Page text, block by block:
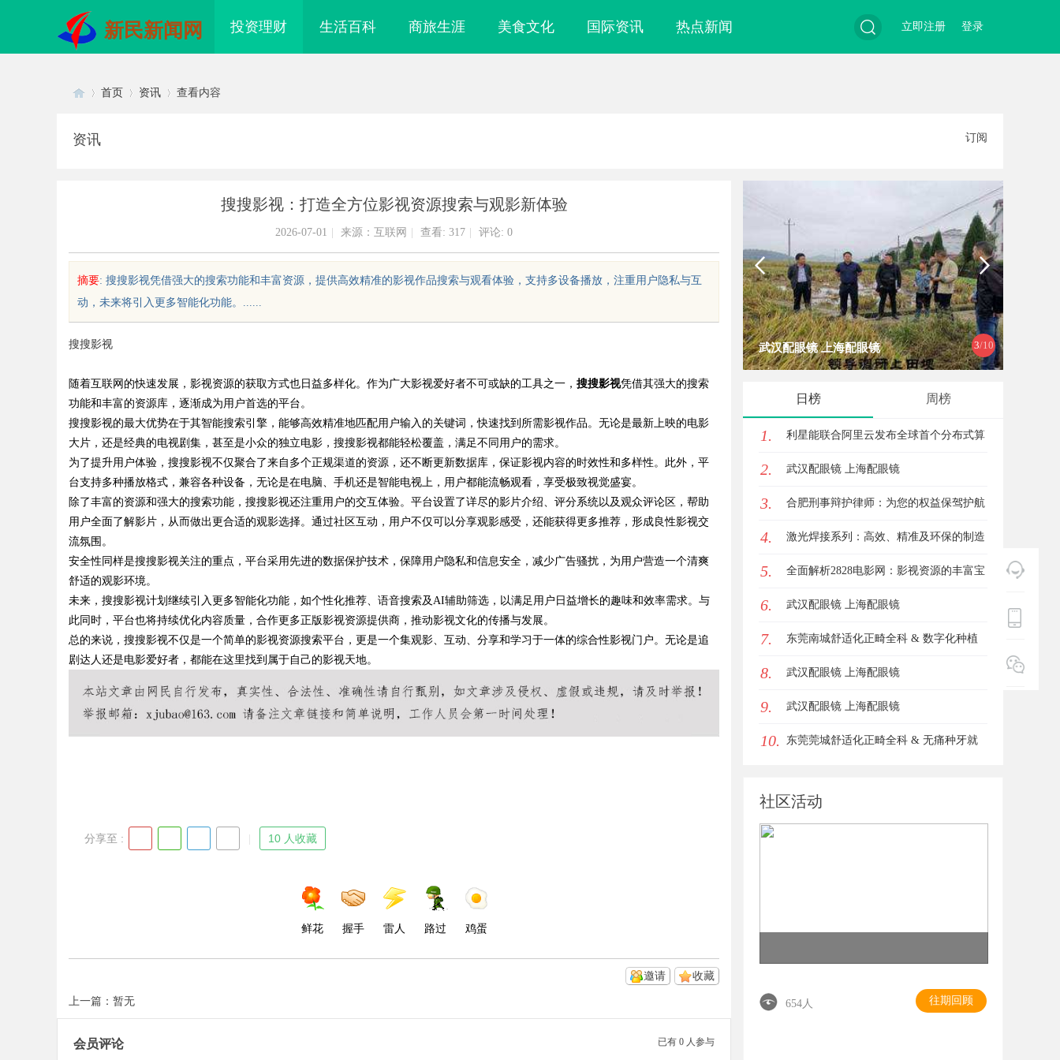
新民新闻网 投资理财 生活百科 商旅生涯 美食文化 国际资讯 热点新闻 登录
立即注册
uz
!
首页 资讯 查看内容
资讯 订阅
搜搜影视：打造全方位影视资源搜索与观影新体验
2026-07-01 来源：互联网 查看: 317 评论: 0
摘要: 搜搜影视凭借强大的搜索功能和丰富资源，提供高效精准的影视作品搜索与观看体验，支持多设备播放，注重用户隐私与互
动，未来将引入更多智能化功能。......
搜搜影视
随着互联网的快速发展，影视资源的获取方式也日益多样化。作为广大影视爱好者不可或缺的工具之一， 搜搜影视凭借其强大的搜索
功能和丰富的资源库，逐渐成为用户首选的平台。
搜搜影视的最大优势在于其智能搜索引擎，能够高效精准地匹配用户输入的关键词，快速找到所需影视作品。无论是最新上映的电影
大片，还是经典的电视剧集，甚至是小众的独立电影，搜搜影视都能轻松覆盖，满足不同用户的需求。
为了提升用户体验，搜搜影视不仅聚合了来自多个正规渠道的资源，还不断更新数据库，保证影视内容的时效性和多样性。此外，平
台支持多种播放格式，兼容各种设备，无论是在电脑、手机还是智能电视上，用户都能流畅观看，享受极致视觉盛宴。
除了丰富的资源和强大的搜索功能，搜搜影视还注重用户的交互体验。平台设置了详尽的影片介绍、评分系统以及观众评论区，帮助
用户全面了解影片，从而做出更合适的观影选择。通过社区互动，用户不仅可以分享观影感受，还能获得更多推荐，形成良性影视交
流氛围。
安全性同样是搜搜影视关注的重点，平台采用先进的数据保护技术，保障用户隐私和信息安全，减少广告骚扰，为用户营造一个清爽
舒适的观影环境。
未来，搜搜影视计划继续引入更多智能化功能，如个性化推荐、语音搜索及AI辅助筛选，以满足用户日益增长的趣味和效率需求。与
此同时，平台也将持续优化内容质量，合作更多正版影视资源提供商，推动影视文化的传播与发展。
总的来说，搜搜影视不仅是一个简单的影视资源搜索平台，更是一个集观影、互动、分享和学习于一体的综合性影视门户。无论是追
剧达人还是电影爱好者，都能在这里找到属于自己的影视天地。
分享至 : 10 人收藏
鲜花 握手 雷人 路过 鸡蛋
收藏
邀请
上一篇：暂无
已有 0 人参与
会员评论
3/10
视：引领影视娱乐新时代的先
版回本关键因素与高潜力车型介绍
武汉配眼镜 上海配眼镜
日榜 周榜
1. 利星能联合阿里云发布全球首个分布式算
电协同解决方案
2. 武汉配眼镜 上海配眼镜
3. 合肥刑事辩护律师：为您的权益保驾护航
4. 激光焊接系列：高效、精准及环保的制造
解决方案
5. 全面解析2828电影网：影视资源的丰富宝
库及其使用指南
6. 武汉配眼镜 上海配眼镜
7. 东莞南城舒适化正畸全科 & 数字化种植
诊疗专业指南
8. 武汉配眼镜 上海配眼镜
9. 武汉配眼镜 上海配眼镜
10. 东莞莞城舒适化正畸全科 & 无痛种牙就
社区活动
654人 往期回顾